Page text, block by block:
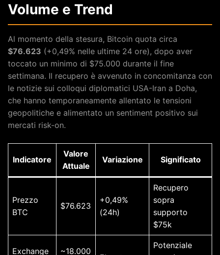
Volume e Trend
Al momento della stesura, Bitcoin quota circa
$76.623 (+0,49% nelle ultime 24 ore), dopo aver
toccato un minimo di $75.000 durante il fine
settimana. Il recupero è avvenuto in concomitanza con
le notizie sui colloqui diplomatici USA-Iran a Doha,
che hanno temporaneamente allentato le tensioni
geopolitiche e alimentato un sentiment positivo sui
mercati risk-on.
Indicatore
Valore
Attuale
Variazione Significato
Prezzo
BTC
$76.623
+0,49%
(24h)
Recupero
sopra
supporto
$75k
Exchange
~18.000
Potenziale